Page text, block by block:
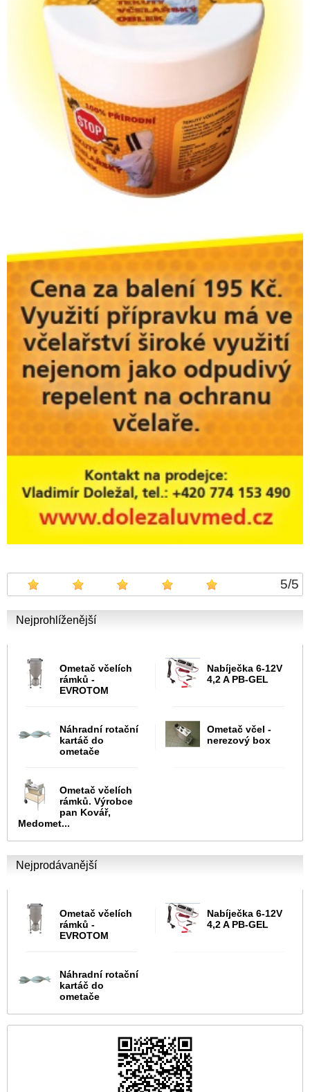
5/5
Nejprohlíženější
Ometač včelích
rámků -
EVROTOM
Nabíječka 6-12V
4,2 A PB-GEL
Náhradní rotační
kartáč do
ometače
Ometač včel -
nerezový box
Ometač včelích
rámků. Výrobce
pan Kovář,
Medomet...
Nejprodávanější
Ometač včelích
rámků -
EVROTOM
Nabíječka 6-12V
4,2 A PB-GEL
Náhradní rotační
kartáč do
ometače